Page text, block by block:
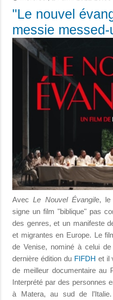
"Le nouvel
messie messed-
Avec Le Nouvel Évangile, le
signe un film "biblique" pas
des genres, et un manifeste
et migrantes en Europe. Le
de Venise, nominé à celui
dernière édition du FIFDH et il
de meilleur documentaire au
Interprété par des personnes
à Matera, au sud de